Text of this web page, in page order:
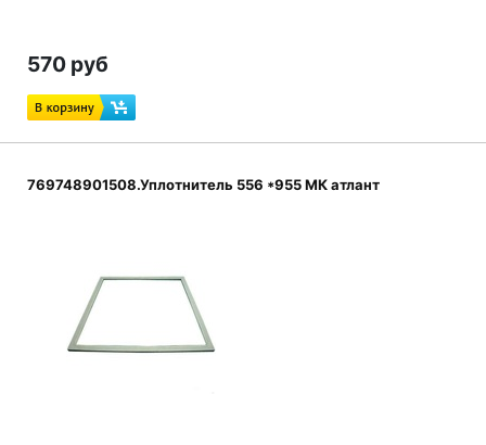
570 руб
769748901508.Уплотнитель 556 *955 МК атлант